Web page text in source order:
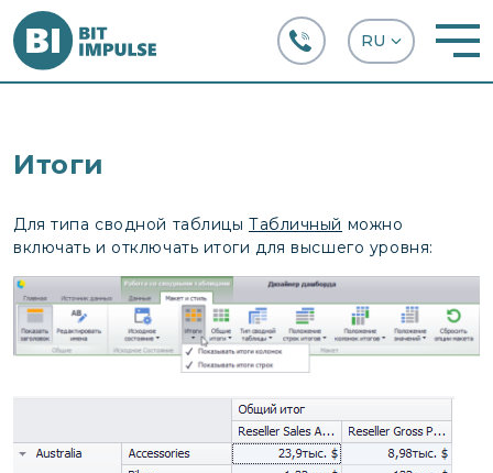
Итоги
Для типа сводной таблицы Табличный можно
включать и отключать итоги для высшего уровня: